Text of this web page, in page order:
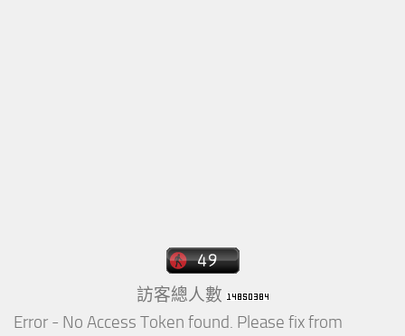
訪客總人數
Error - No Access Token found. Please fix from